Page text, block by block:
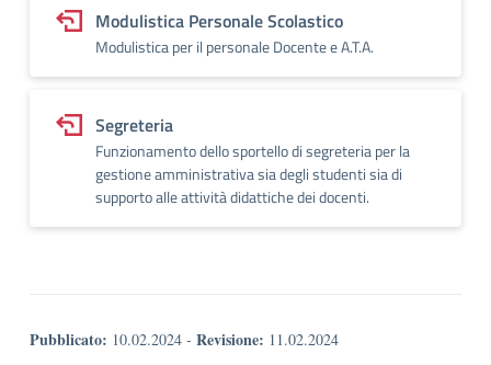
Modulistica Personale Scolastico
Modulistica per il personale Docente e A.T.A.
Segreteria
Funzionamento dello sportello di segreteria per la
gestione amministrativa sia degli studenti sia di
supporto alle attività didattiche dei docenti.
Pubblicato: 10.02.2024 - Revisione: 11.02.2024